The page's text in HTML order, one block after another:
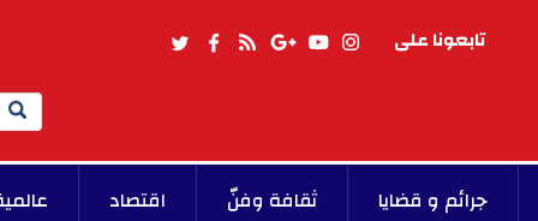
تابعونا على
Search
جرائم و قضايا ثقافة وفنّ اقتصاد